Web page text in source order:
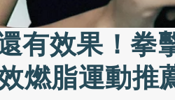
有效果！拳
燃脂運動推